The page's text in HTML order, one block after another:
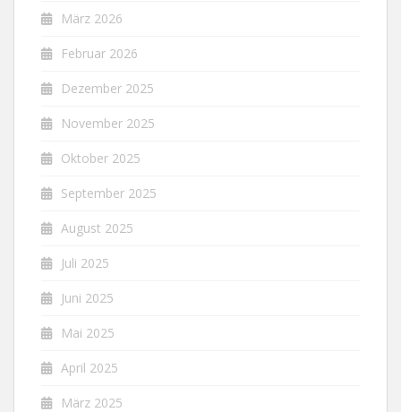
März 2026
Februar 2026
Dezember 2025
November 2025
Oktober 2025
September 2025
August 2025
Juli 2025
Juni 2025
Mai 2025
April 2025
März 2025